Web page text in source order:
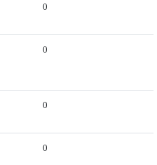
0
0
0
0